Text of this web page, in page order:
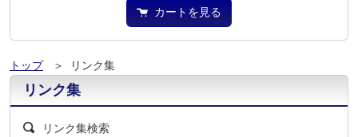
カートを見る
トップ ＞ リンク集
リンク集
リンク集検索